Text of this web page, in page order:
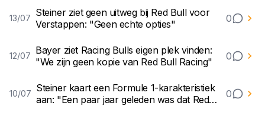
13/07 Steiner ziet geen uitweg bij Red Bull voor
Verstappen: "Geen echte opties"
0
12/07 Bayer ziet Racing Bulls eigen plek vinden:
"We zijn geen kopie van Red Bull Racing"
0
10/07 Steiner kaart een Formule 1-karakteristiek
aan: "Een paar jaar geleden was dat Red
0